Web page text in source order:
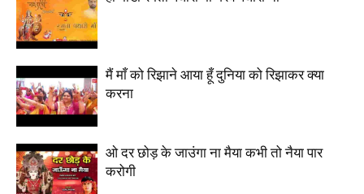
मैं माँ को रिझाने आया हूँ दुनिया को रिझाकर क्या
करना
ओ दर छोड़ के जाउंगा ना मैया कभी तो नैया पार
करोगी